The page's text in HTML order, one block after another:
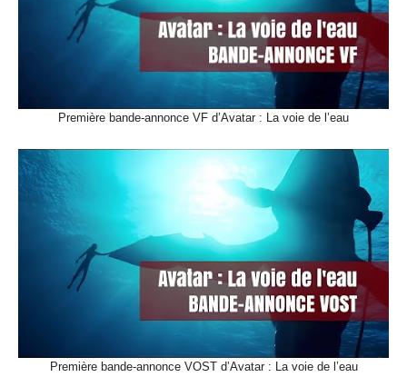
Première bande-annonce VF d’Avatar : La voie de l’eau
Première bande-annonce VOST d’Avatar : La voie de l’eau